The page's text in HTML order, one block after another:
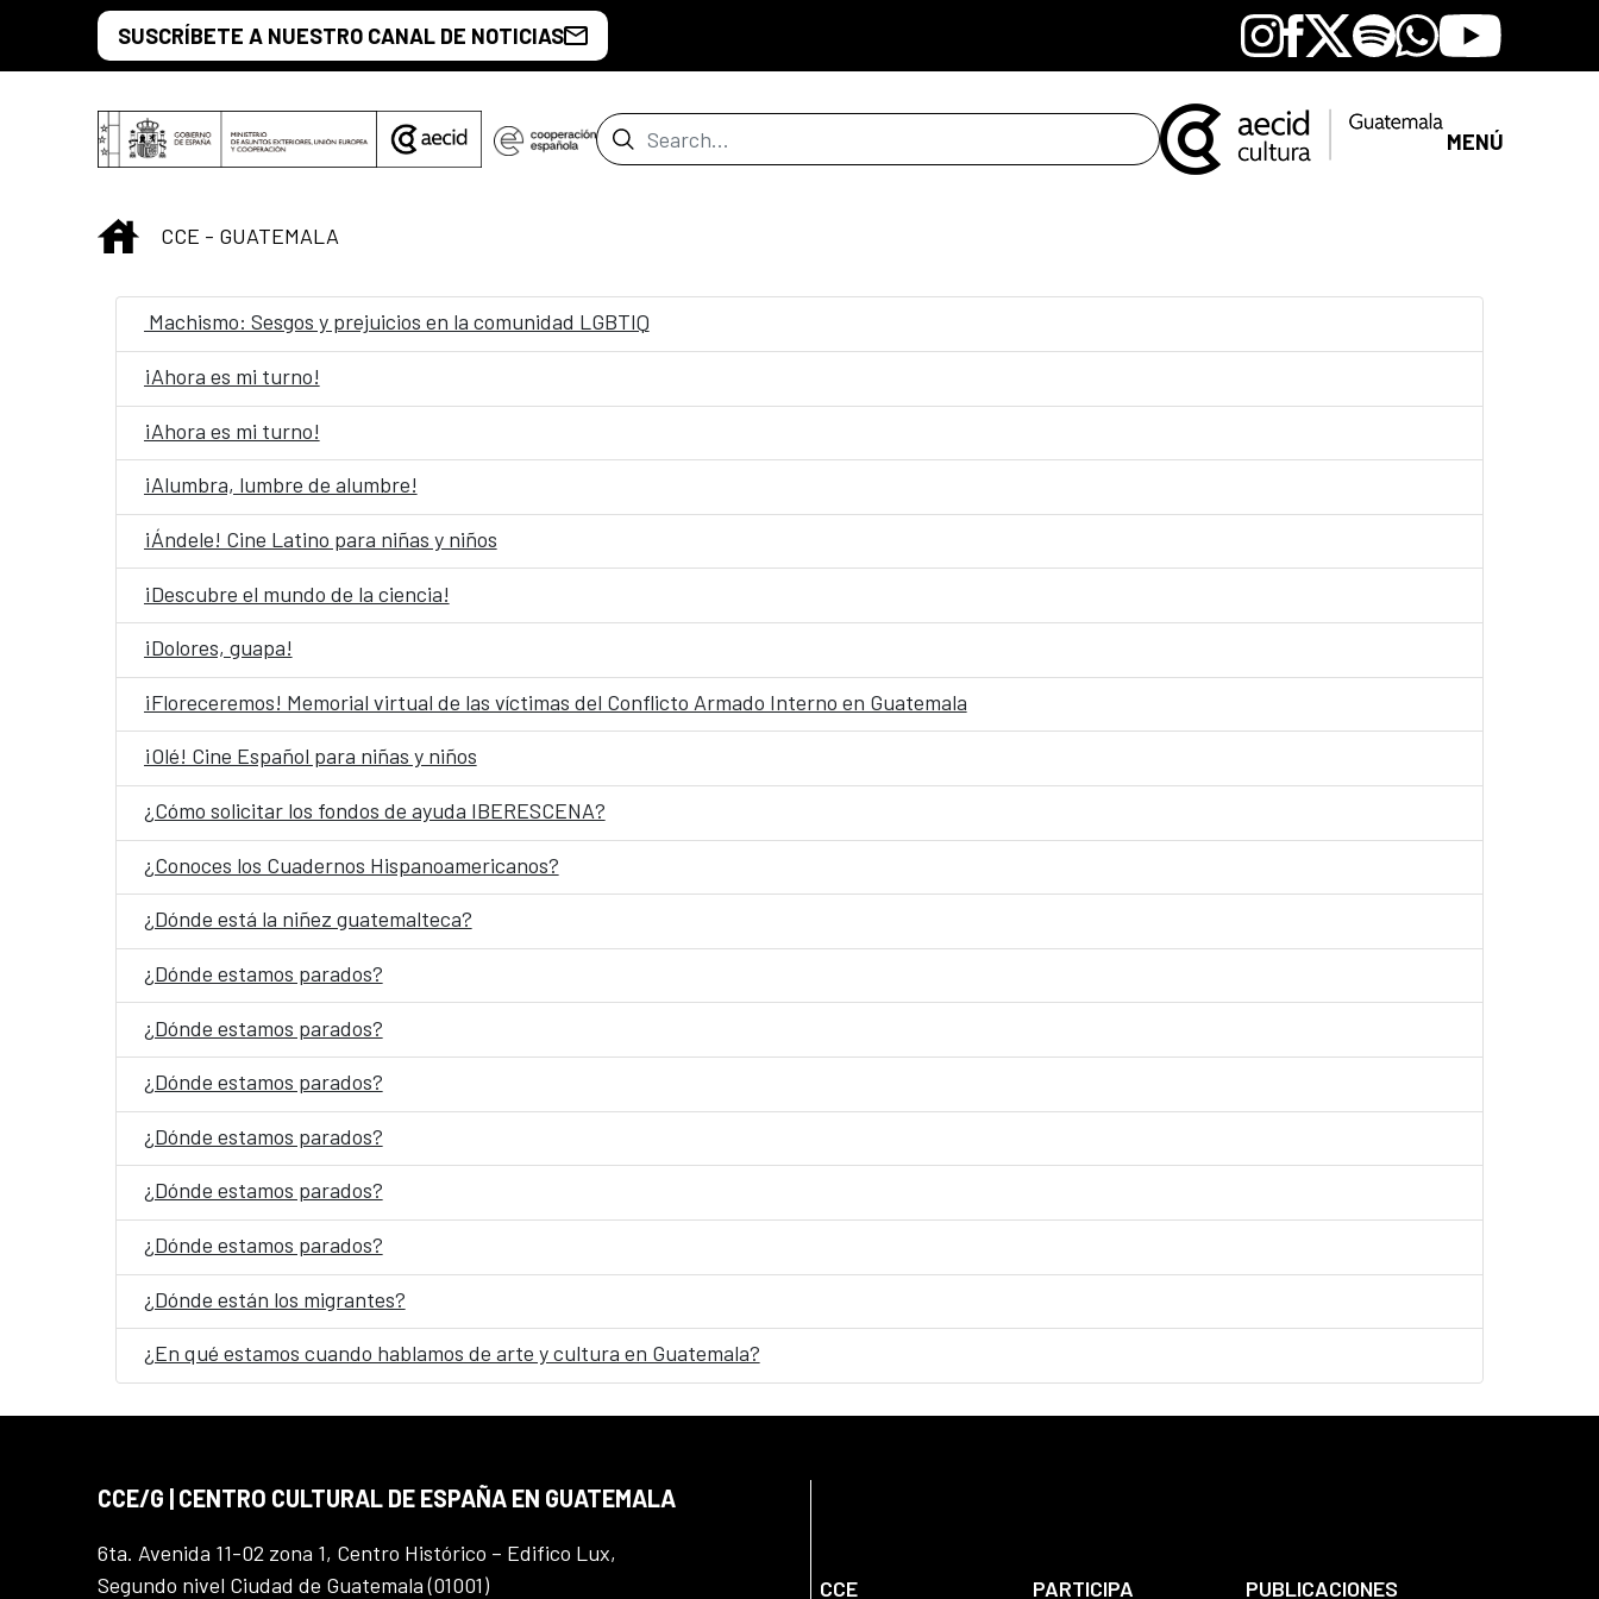
Skip to Main ContentSUSCRÍBETE A NUESTRO CANAL DE NOTICIAS Instagram
Facebook
X SpotifyWhatsapp
Youtube
Search Bar MENÚ
INICIO
CCE - GUATEMALA
Machismo: Sesgos y prejuicios en la comunidad LGBTIQ
¡Ahora es mi turno!
¡Ahora es mi turno!
¡Alumbra, lumbre de alumbre!
¡Ándele! Cine Latino para niñas y niños
¡Descubre el mundo de la ciencia!
¡Dolores, guapa!
¡Floreceremos! Memorial virtual de las víctimas del Conflicto Armado Interno en Guatemala
¡Olé! Cine Español para niñas y niños
¿Cómo solicitar los fondos de ayuda IBERESCENA?
¿Conoces los Cuadernos Hispanoamericanos?
¿Dónde está la niñez guatemalteca?
¿Dónde estamos parados?
¿Dónde estamos parados?
¿Dónde estamos parados?
¿Dónde estamos parados?
¿Dónde estamos parados?
¿Dónde estamos parados?
¿Dónde están los migrantes?
¿En qué estamos cuando hablamos de arte y cultura en Guatemala?
CCE/G | CENTRO CULTURAL DE ESPAÑA EN GUATEMALA
6ta. Avenida 11-02 zona 1, Centro Histórico – Edifico Lux,
Segundo nivel Ciudad de Guatemala (01001)
CCE PARTICIPA PUBLICACIONES